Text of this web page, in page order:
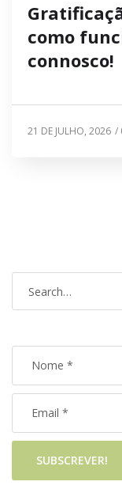
como
connosco!
21 DE JULHO, 2026 /
SUBSCREVER!